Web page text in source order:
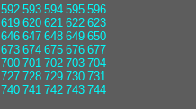
592 593 594 595 596
619 620 621 622 623
646 647 648 649 650
673 674 675 676 677
700 701 702 703 704
727 728 729 730 731
740 741 742 743 744